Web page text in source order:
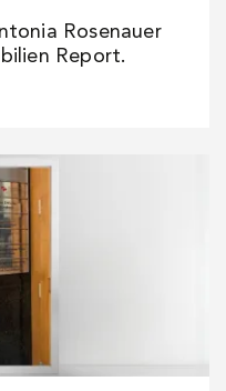
Rosenauer
Report.